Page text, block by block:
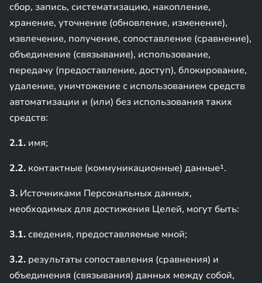
сбор, запись, систематизацию, накопление,
хранение, уточнение (обновление, изменение),
извлечение, получение, сопоставление (сравнение),
объединение (связывание), использование,
передачу (предоставление, доступ), блокирование,
удаление, уничтожение с использованием средств
автоматизации и (или) без использования таких
средств:
2.1. имя;
2.2. контактные (коммуникационные) данные¹.
3. Источниками Персональных данных,
необходимых для достижения Целей, могут быть:
3.1. сведения, предоставляемые мной;
3.2. результаты сопоставления (сравнения) и
объединения (связывания) данных между собой,